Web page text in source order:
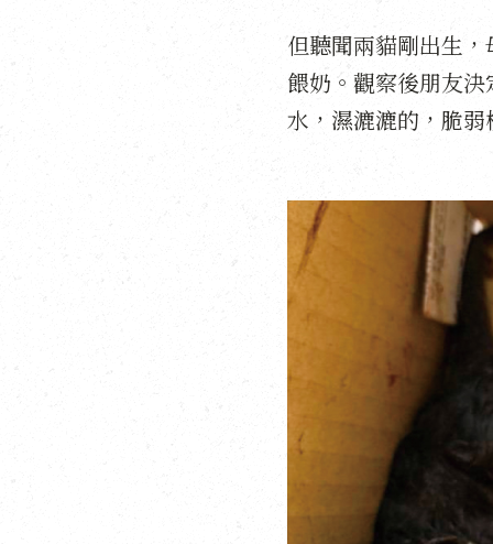
但聽聞兩貓剛出生
餵奶。觀察後朋友
水，濕漉漉的，脆